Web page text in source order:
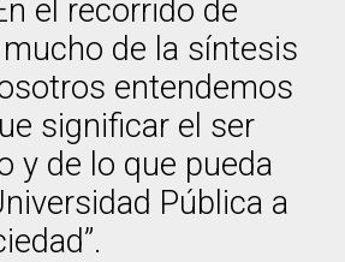
el recorrido de
de la síntesis
entendemos
significar el ser
y de lo que pueda
Pública a